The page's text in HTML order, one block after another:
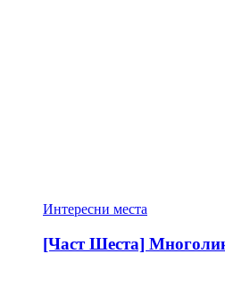
Интересни места
[Част Шеста]